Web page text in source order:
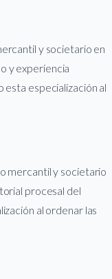
y societario en
y experiencia
especialización al
mercantil y societario
procesal del
al ordenar las